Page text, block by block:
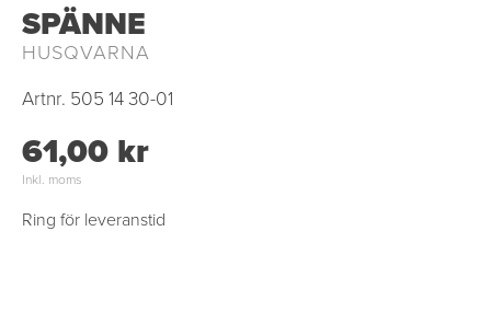
SPÄNNE
HUSQVARNA
Artnr. 505 14 30-01
61,00 kr
Inkl. moms
Ring för leveranstid